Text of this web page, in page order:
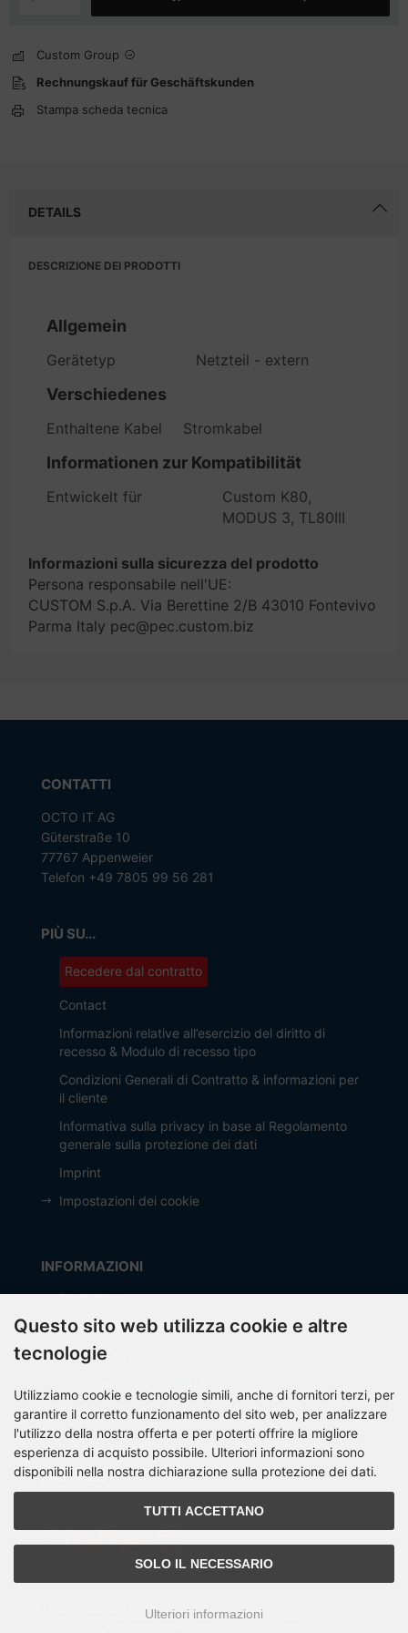
Custom Group
Rechnungskauf für Geschäftskunden
Stampa scheda tecnica
DETAILS
DESCRIZIONE DEI PRODOTTI
Allgemein
Gerätetyp Netzteil - extern
Verschiedenes
Enthaltene Kabel Stromkabel
Informationen zur Kompatibilität
Entwickelt für
Custom K80,
MODUS 3, TL80III
Informazioni sulla sicurezza del prodotto
Persona responsabile nell'UE:
CUSTOM S.p.A. Via Berettine 2/B 43010 Fontevivo
Parma Italy pec@pec.custom.biz
CONTATTI
OCTO IT AG
Güterstraße 10
77767 Appenweier
Telefon +49 7805 99 56 281
PIÙ SU...
Recedere dal contratto
Contact
Informazioni relative all’esercizio del diritto di
recesso & Modulo di recesso tipo
Condizioni Generali di Contratto & informazioni per
il cliente
Informativa sulla privacy in base al Regolamento
generale sulla protezione dei dati
Imprint
Impostazioni dei cookie
INFORMAZIONI
Produttore
Spese di spedizione
Modalità di pagamento
Sitemap
PARTNER
Tutti i prezzi includono l'IVA più spese di spedizione e gestione
Questo sito web utilizza cookie e altre
tecnologie
Utilizziamo cookie e tecnologie simili, anche di fornitori terzi, per
garantire il corretto funzionamento del sito web, per analizzare
l'utilizzo della nostra offerta e per poterti offrire la migliore
esperienza di acquisto possibile. Ulteriori informazioni sono
disponibili nella nostra dichiarazione sulla protezione dei dati.
TUTTI ACCETTANO
SOLO IL NECESSARIO
Ulteriori informazioni